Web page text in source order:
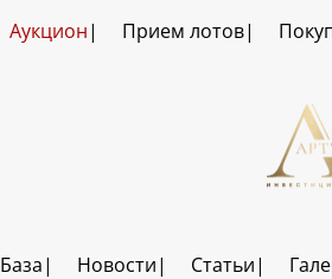
Аукцион Прием лотов
База Новости Статьи